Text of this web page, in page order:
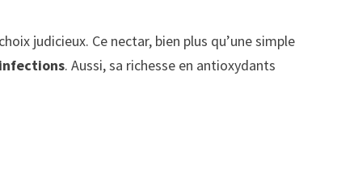
judicieux. Ce nectar, bien plus qu’une simple
. Aussi, sa richesse en antioxydants